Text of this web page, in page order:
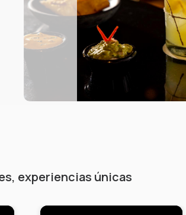
experiencias únicas